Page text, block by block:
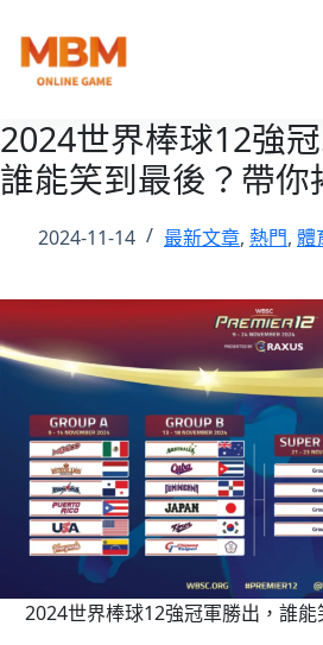
內
容
2024世界棒球12強冠
誰能笑到最後？帶你
2024-11-14 最新文章, 熱門, 體
2024世界棒球12強冠軍勝出，誰能